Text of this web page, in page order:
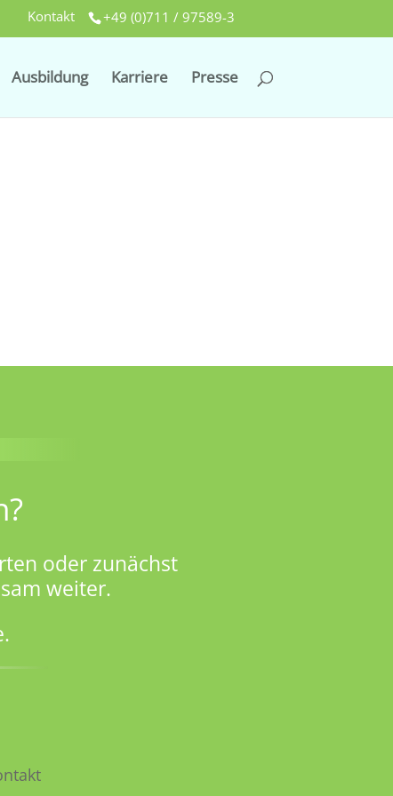
+49 (0)711 / 97589-3
Kontakt
Ausbildung Karriere Presse
oder zunächst
weiter.